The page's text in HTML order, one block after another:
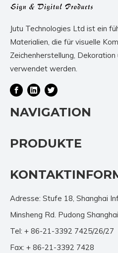
Jutu Technologies Ltd ist ein
Materialien, die für visuelle
Zeichenherstellung,
verwendet werden.
NAVIGATION
PRODUKTE
Adresse: Stufe 18, Shanghai
Minsheng Rd. Pudong
Tel: + 86-21-3392 7425/26/27
Fax: + 86-21-3392 7428